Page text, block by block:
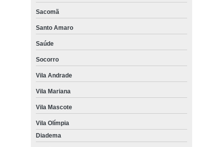
Sacomã
Santo Amaro
Saúde
Socorro
Vila Andrade
Vila Mariana
Vila Mascote
Vila Olímpia
Diadema